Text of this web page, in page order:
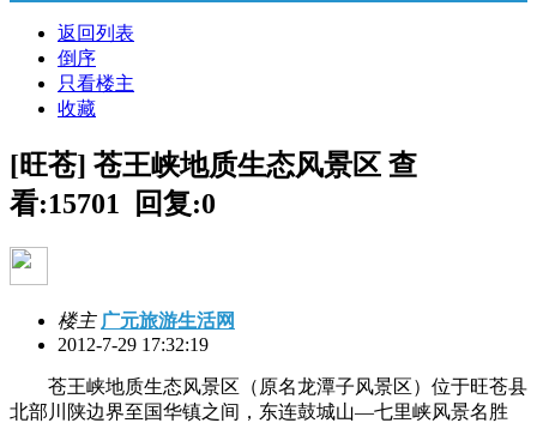
返回列表
倒序
只看楼主
收藏
[旺苍] 苍王峡地质生态风景区 查
看:15701 回复:0
楼主 广元旅游生活网
2012-7-29 17:32:19
苍王峡地质生态风景区（原名龙潭子风景区）位于旺苍县
北部川陕边界至国华镇之间，东连鼓城山—七里峡风景名胜